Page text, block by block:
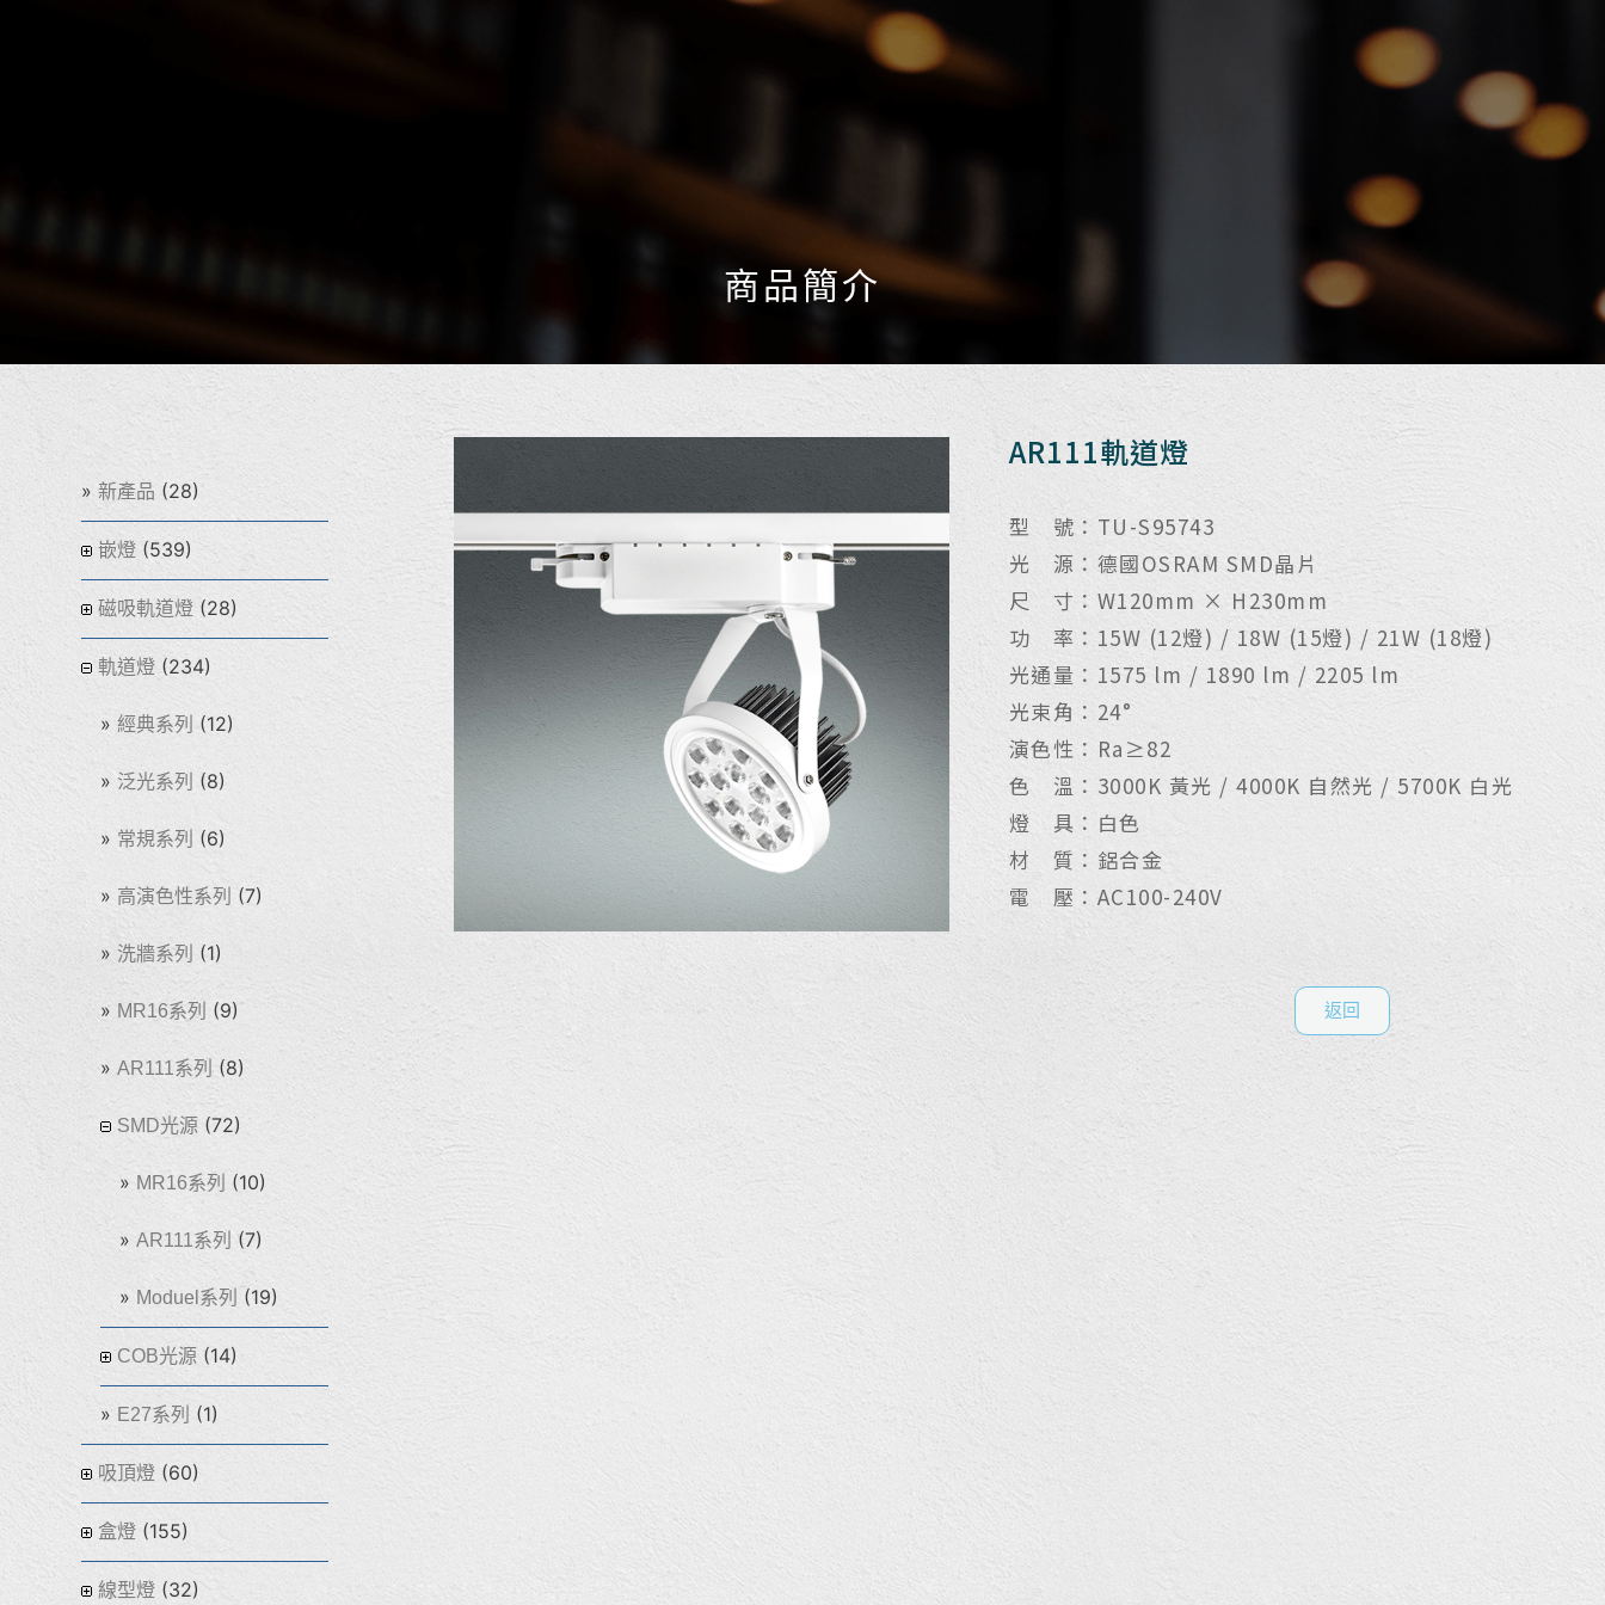
商品簡介
新產品 (28)
嵌燈 (539)
磁吸軌道燈 (28)
軌道燈 (234)
經典系列 (12)
泛光系列 (8)
常規系列 (6)
高演色性系列 (7)
洗牆系列 (1)
MR16系列 (9)
AR111系列 (8)
SMD光源 (72)
MR16系列 (10)
AR111系列 (7)
Moduel系列 (19)
COB光源 (14)
E27系列 (1)
吸頂燈 (60)
盒燈 (155)
線型燈 (32)
AR111軌道燈
型 號：TU-S95743
光 源：德國OSRAM SMD晶片
尺 寸：W120mm × H230mm
功 率：15W (12燈) / 18W (15燈) / 21W (18燈)
光通量：1575 lm / 1890 lm / 2205 lm
光束角：24°
演色性：Ra≥82
色 溫：3000K 黃光 / 4000K 自然光 / 5700K 白光
燈 具：白色
材 質：鋁合金
電 壓：AC100-240V
返回